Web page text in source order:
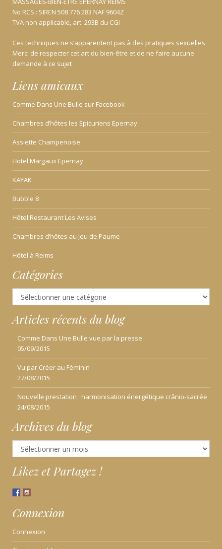
No RCS : SIREN 508 776 283 NAF 9604Z
TVA non applicable, art. 293B du CGI
Ces techniques ne s’apparentent pas à des pratiques sexuelles.
Merci de respecter cet art du bien-être et de ne faire aucune
demande à ce sujet
Liens amicaux
Comme Dans Une Bulle sur Facebook
Chambres d’hôtes les Epicuriens Epernay
Assiette Champenoise
Hotel Margaux Epernay
KAYAK
Bubble 8
Hôtel Restaurant Les Avises
Chambres d’hôtes au Jeu de Paume
Hôtel à Reims
Catégories
Catégories
Articles récents du blog
Comme Dans Une Bulle vue par la presse
05/09/2015
Vu par Créer au Féminin
27/08/2015
Nouvelle prestation : harmonisation énergétique crânio-sacrée
24/08/2015
Archives du blog
Archives
du
blog
Likez et Partagez !
Connexion
Connexion